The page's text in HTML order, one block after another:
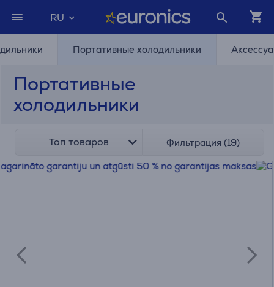
RU
Портативные холодильники
Портативные
холодильники
Топ товаров Фильтрация (19)